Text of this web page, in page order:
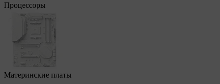
Процессоры
Материнские платы